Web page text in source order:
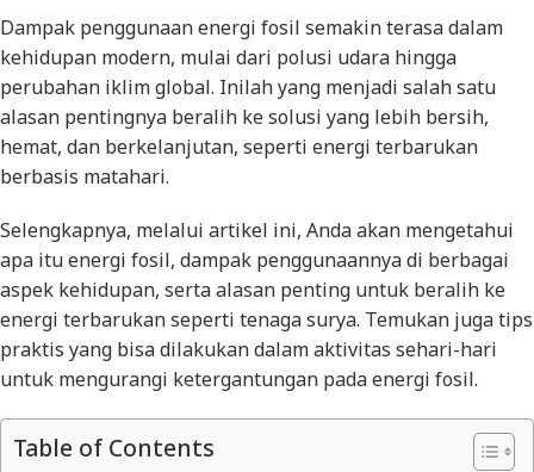
Dampak penggunaan energi fosil semakin terasa dalam
kehidupan modern, mulai dari polusi udara hingga
perubahan iklim global. Inilah yang menjadi salah satu
alasan pentingnya beralih ke solusi yang lebih bersih,
hemat, dan berkelanjutan, seperti energi terbarukan
berbasis matahari.
Selengkapnya, melalui artikel ini, Anda akan mengetahui
apa itu energi fosil, dampak penggunaannya di berbagai
aspek kehidupan, serta alasan penting untuk beralih ke
energi terbarukan seperti tenaga surya. Temukan juga tips
praktis yang bisa dilakukan dalam aktivitas sehari-hari
untuk mengurangi ketergantungan pada energi fosil.
Table of Contents